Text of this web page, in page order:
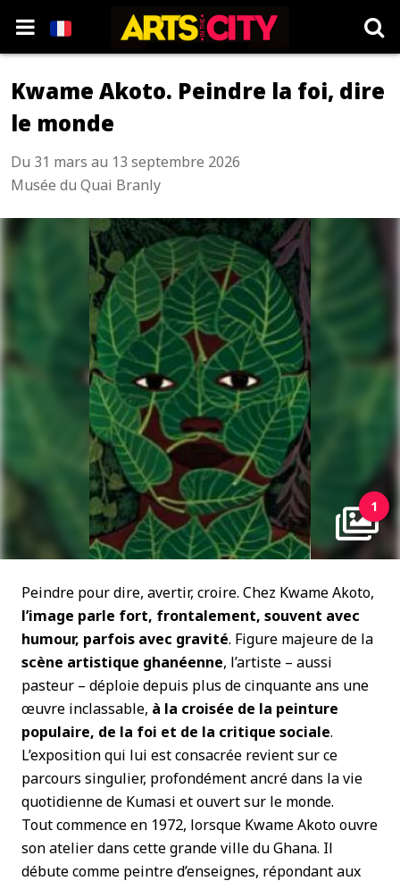
Kwame Akoto. Peindre la foi, dire
le monde
Du 31 mars au 13 septembre 2026
Musée du Quai Branly
1
Peindre pour dire, avertir, croire. Chez Kwame Akoto,
l’image parle fort, frontalement, souvent avec
humour, parfois avec gravité. Figure majeure de la
scène artistique ghanéenne, l’artiste – aussi
pasteur – déploie depuis plus de cinquante ans une
œuvre inclassable, à la croisée de la peinture
populaire, de la foi et de la critique sociale.
L’exposition qui lui est consacrée revient sur ce
parcours singulier, profondément ancré dans la vie
quotidienne de Kumasi et ouvert sur le monde.
Tout commence en 1972, lorsque Kwame Akoto ouvre
son atelier dans cette grande ville du Ghana. Il
débute comme peintre d’enseignes, répondant aux